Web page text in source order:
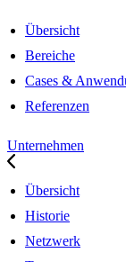
Übersicht
Bereiche
Cases &
Referenzen
Unternehmen
Übersicht
Historie
Netzwerk